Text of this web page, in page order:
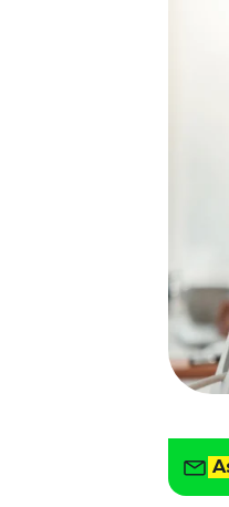
Todos os
Explore o nosso
Departamento
Para simplificar os
Gestão de
Gestão de
Capacitação com
Recursos